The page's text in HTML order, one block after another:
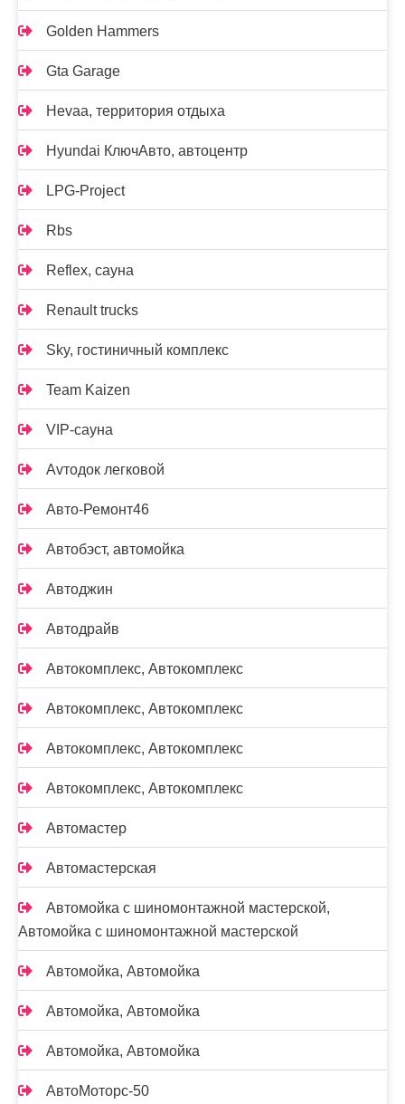
Golden Hammers
Gta Garage
Hevaa, территория отдыха
Hyundai КлючАвто, автоцентр
LPG-Project
Rbs
Reflex, сауна
Renault trucks
Sky, гостиничный комплекс
Team Kaizen
VIP-сауна
Аvтодок легковой
Авто-Ремонт46
Автобэст, автомойка
Автоджин
Автодрайв
Автокомплекс, Автокомплекс
Автокомплекс, Автокомплекс
Автокомплекс, Автокомплекс
Автокомплекс, Автокомплекс
Автомастер
Автомастерская
Автомойка с шиномонтажной мастерской,
Автомойка с шиномонтажной мастерской
Автомойка, Автомойка
Автомойка, Автомойка
Автомойка, Автомойка
АвтоМоторс-50